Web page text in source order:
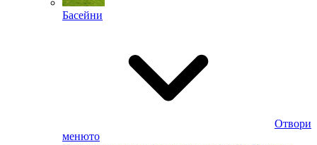
Басейни
Отвори
менюто